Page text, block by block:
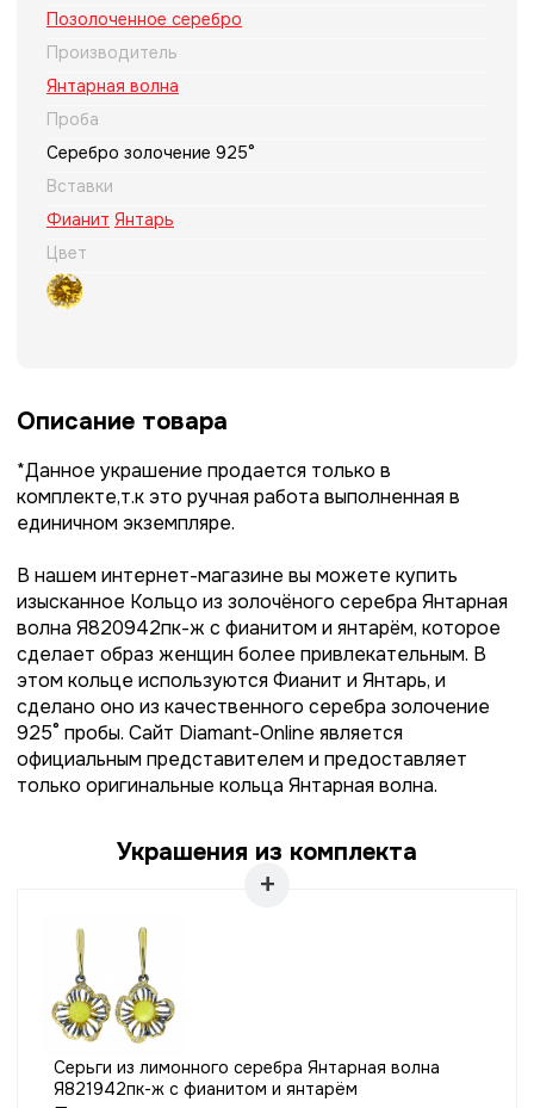
Позолоченное серебро
Производитель
Янтарная волна
Проба
Серебро золочение 925°
Вставки
Фианит Янтарь
Цвет
Описание товара
*Данное украшение продается только в
комплекте,т.к это ручная работа выполненная в
единичном экземпляре.
В нашем интернет-магазине вы можете купить
изысканное Кольцо из золочёного серебра Янтарная
волна Я820942пк-ж с фианитом и янтарём, которое
сделает образ женщин более привлекательным. В
этом кольце используются Фианит и Янтарь, и
сделано оно из качественного серебра золочение
925° пробы. Сайт Diamant-Online является
официальным представителем и предоставляет
только оригинальные кольца Янтарная волна.
Украшения из комплекта
Серьги из лимонного серебра Янтарная волна
Я821942пк-ж с фианитом и янтарём